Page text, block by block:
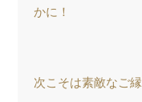
かに！
次こそは素敵なご